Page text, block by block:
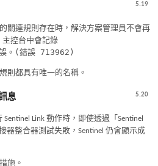
5.19
關連規則存在時，解決方案管理員不會再
主控台中會記錄
。 (錯誤 713962)
則都具有唯一的名稱。
5.20
息
Link 動作時，即使透過「Sentinel
器整合器測試失敗，Sentinel 仍會顯示成
施。